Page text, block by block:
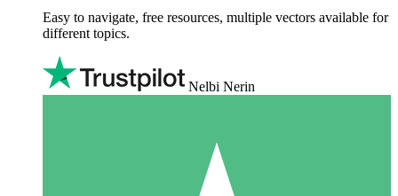
Easy to navigate, free resources, multiple vectors available for
different topics.
Nelbi Nerin